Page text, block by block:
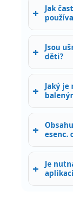
Jak
Jsou
děti?
Jaký je
esenc.
Je